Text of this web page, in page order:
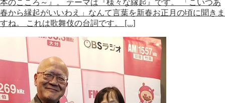
本のこころ～』。 テーマは『様々な縁起』です。 「こいつあ
春から縁起がいいわえ」なんて言葉を新春お正月の頃に聞きま
すね。 これは歌舞伎の台詞です。 […]